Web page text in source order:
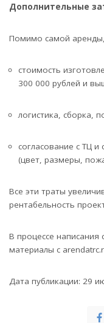
Дополнительные
Помимо самой
стоимость
300 000 рублей и
логистика, сборка,
согласование с ТЦ
(цвет, размеры,
Все эти траты
рентабельность
В процессе написания
материалы с
Дата публикации: 29